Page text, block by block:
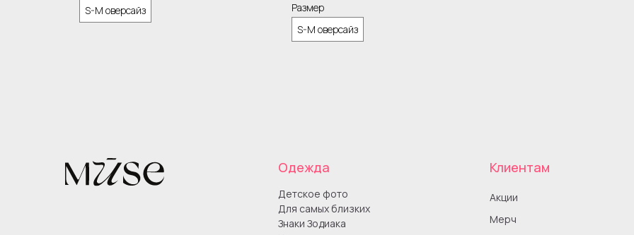
S-M оверсайз
Размер
S-M оверсайз
Клиентам
Детское фото
Для самых близких
Знаки Зодиака
Одежда
Акции
Мерч